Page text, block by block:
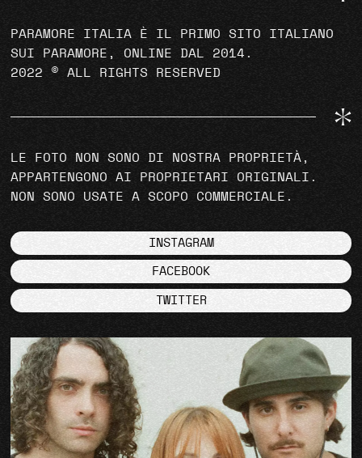
PARAMORE ITALIA È IL PRIMO SITO ITALIANO
SUI PARAMORE, ONLINE DAL 2014.
2022 © ALL RIGHTS RESERVED
LE FOTO NON SONO DI NOSTRA PROPRIETÀ,
APPARTENGONO AI PROPRIETARI ORIGINALI.
NON SONO USATE A SCOPO COMMERCIALE.
INSTAGRAM
FACEBOOK
TWITTER